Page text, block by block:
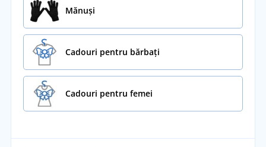
Mănuși
Cadouri pentru bărbați
Cadouri pentru femei